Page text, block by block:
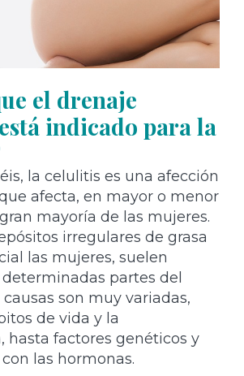
el drenaje
indicado para la
la celulitis es una afección
afecta, en mayor o menor
mayoría de las mujeres.
irregulares de grasa
las mujeres, suelen
partes del
son muy variadas,
de vida y la
hasta factores genéticos y
las hormonas.